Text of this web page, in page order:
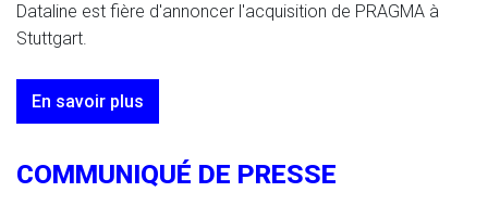
Dataline est fière d'annoncer l'acquisition de PRAGMA à
Stuttgart.
En savoir plus
COMMUNIQUÉ DE PRESSE